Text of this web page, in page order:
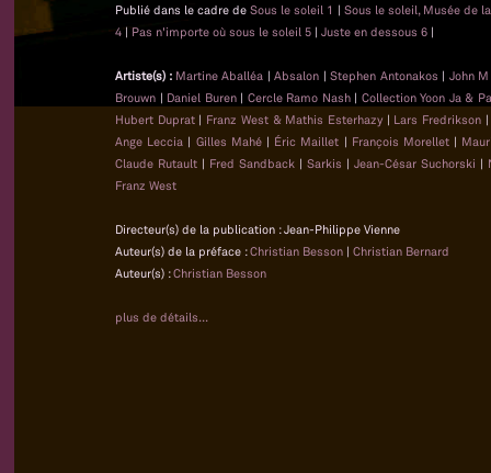
Publié dans le cadre deSous le soleil 1 | Sous le soleil, Musée de
4 | Pas n'importe où sous le soleil 5 | Juste en dessous 6 |
Artiste(s) : Martine Aballéa |Absalon |Stephen Antonakos | John
Brouwn | Daniel Buren| Cercle Ramo Nash| Collection Yoon Ja &
Hubert Duprat| Franz West & Mathis Esterhazy| Lars Fredrikson
Ange Leccia | Gilles Mahé| Éric Maillet | François Morellet|
Claude Rutault| Fred Sandback| Sarkis | Jean-César Suchorski |
Franz West
Directeur(s) de la publication : Jean-Philippe Vienne
Auteur(s) de la préface :Christian Besson | Christian Bernard
Auteur(s) :Christian Besson
plus de détails...